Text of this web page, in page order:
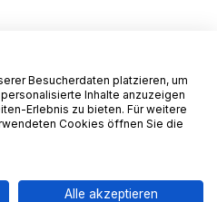
Besucherdaten platzieren, um
Inhalte anzuzeigen
Erlebnis zu bieten. Für weitere
Cookies öffnen Sie die
Alle akzeptieren